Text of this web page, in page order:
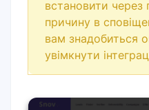
встановити через
причину в
вам знадобиться
увімкнути